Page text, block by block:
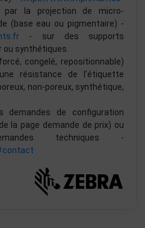
la projection de micro-
(base eau ou pigmentaire) -
- sur des supports
ou synthétiques.
congelé, repositionnable)
résistance de l’étiquette
non-poreux, synthétique,
demandes de configuration
la page demande de prix) ou
techniques -